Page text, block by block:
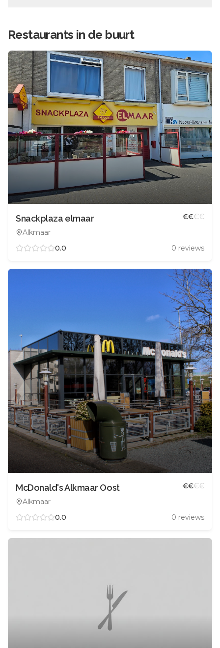
Restaurants in de buurt
Snackplaza elmaar
Alkmaar
€€€€
0.0 0 reviews
McDonald's Alkmaar Oost
Alkmaar
€€€€
0.0 0 reviews